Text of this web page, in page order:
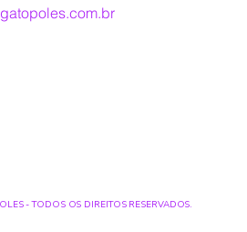
- TODOS OS DIREITOS RESERVADOS.